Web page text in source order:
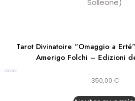
Tarot Divinatoire “Omaggio a
Amerigo Folchi – Edizioni
350,00 €